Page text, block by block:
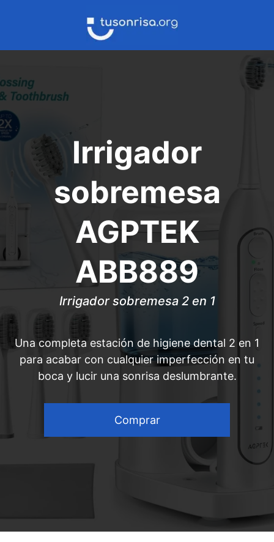
Irrigador
sobremesa
‎AGPTEK
‎ABB889
Irrigador sobremesa 2 en 1
Una completa estación de higiene dental 2 en 1
para acabar con cualquier imperfección en tu
boca y lucir una sonrisa deslumbrante.
Comprar